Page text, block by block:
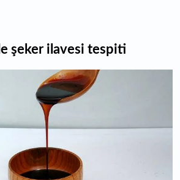
şeker ilavesi tespiti